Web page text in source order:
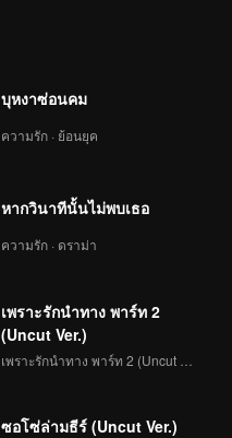
บุหงาซ่อนคม
ความรัก · ย้อนยุค
หากวินาทีนั้นไม่พบเธอ
ความรัก · ดราม่า
เพราะรักนำทาง พาร์ท 2
(Uncut Ver.)
ซอโซ่ล่ามธีร์ (Uncut Ver.)